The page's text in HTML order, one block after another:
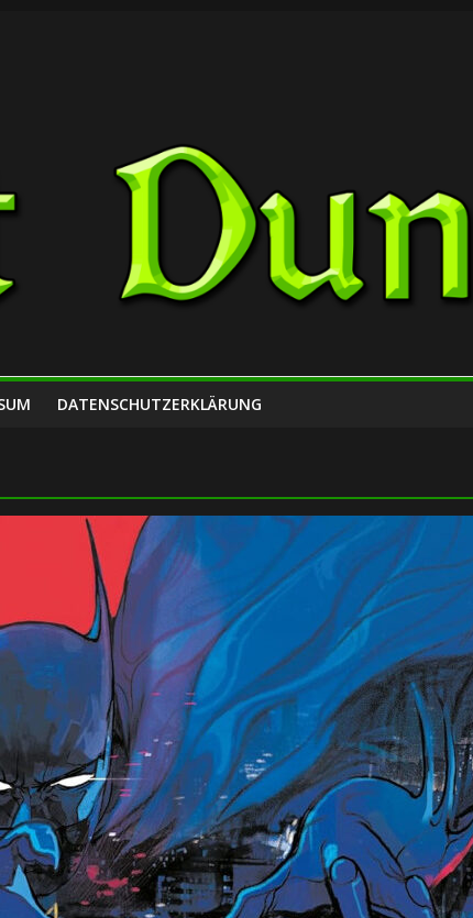
DATENSCHUTZERKLÄRUNG